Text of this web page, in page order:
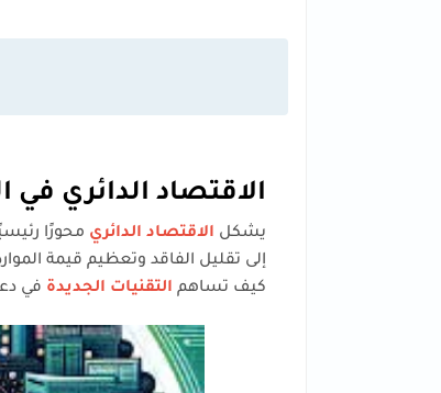
الاقتصاد الدائري في
يشكل الاقتصاد الدائري محورًا
إلى تقليل الفاقد وتعظيم قيمة
كيف تساهم التقنيات الجديدة في